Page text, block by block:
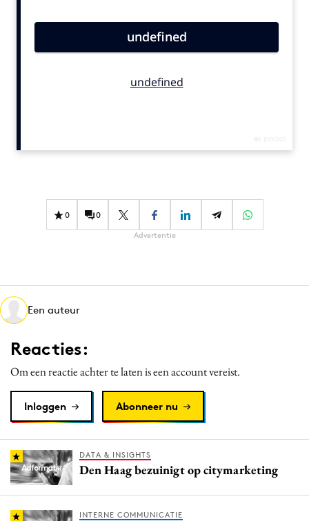
Carriere
Diversiteit
Interne communicatie
Martech
Media
Merkstrategie
PR
Purpose Marketing
Reputatie & crisis
0 0
Advertentie
Een auteur
Reacties:
Om een reactie achter te laten is een account vereist.
Inloggen Abonneer nu
DATA & INSIGHTS
Den Haag bezuinigt op citymarketing
INTERNE COMMUNICATIE